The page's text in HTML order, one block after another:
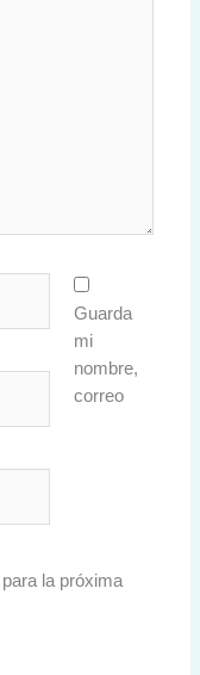
Guarda
mi
nombre,
correo
la próxima